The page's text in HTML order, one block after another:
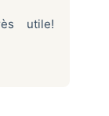
utile!